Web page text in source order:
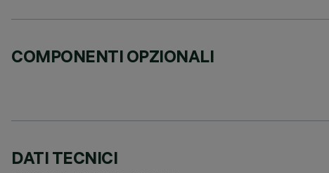
COMPONENTI OPZIONALI
DATI TECNICI